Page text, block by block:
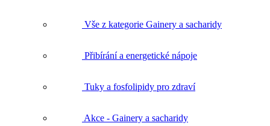
Vše z kategorie Gainery a sacharidy
Přibírání a energetické nápoje
Tuky a fosfolipidy pro zdraví
Akce - Gainery a sacharidy